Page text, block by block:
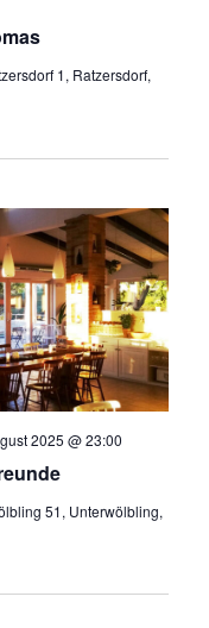
t
l
t
u
n
g
e
n
S
u
h
u
a
u
g
A
n
s
i
c
h
t
-
N
v
1, Ratzersdorf,
2025 @ 23:00
51, Unterwölbling,